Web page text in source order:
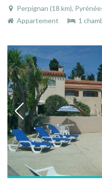
Perpignan (18 km), Pyrénées-
Appartement
1